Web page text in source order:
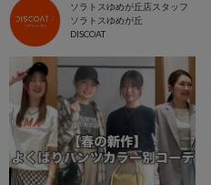
ソラトスゆめが丘店スタッフ
ソラトスゆめが丘
DISCOAT